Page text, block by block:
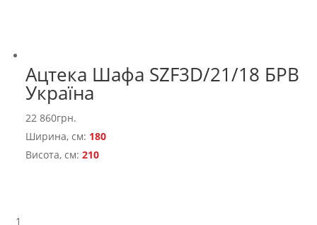
Ацтека Шафа SZF3D/21/18 БРВ
Україна
22 860грн.
Ширина, см: 180
Висота, см:210
1